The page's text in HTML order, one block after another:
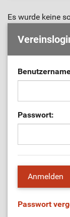
ÜL-Börse
Es wurde keine
Passwort:
Passwort